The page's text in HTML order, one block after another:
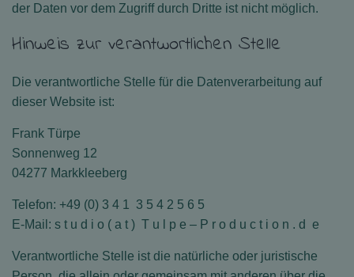
der Daten vor dem Zugriff durch Dritte ist nicht möglich.
Hinweis zur verantwortlichen Stelle
Die verantwortliche Stelle für die Datenverarbeitung auf
dieser Website ist:
Frank Türpe
Sonnenweg 12
04277 Markkleeberg
Telefon: +49 (0) 3 4 1 3 5 4 2 5 6 5
E-Mail: s t u d i o ( a t ) T u l p e – P r o d u c t i o n . d e
Verantwortliche Stelle ist die natürliche oder juristische